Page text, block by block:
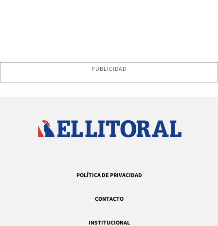
PUBLICIDAD
POLÍTICA DE PRIVACIDAD
CONTACTO
INSTITUCIONAL